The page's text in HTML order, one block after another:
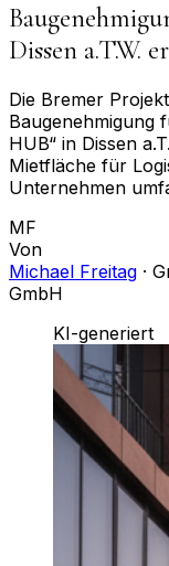
Dissen a.T.W.
Die Bremer
Baugenehmigung
HUB“ in Dissen
Mietfläche für
Unternehmen
MF
Von
Michael Freitag ·
GmbH
KI-generiert